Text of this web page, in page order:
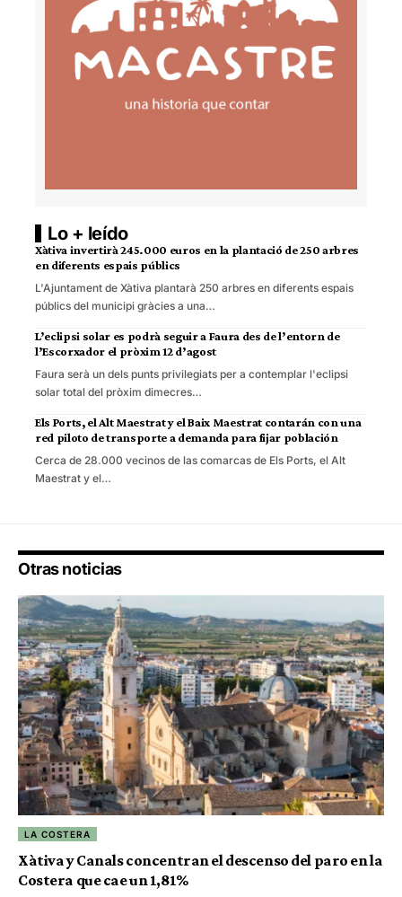
Lo + leído
Xàtiva invertirà 245.000 euros en la plantació de 250 arbres
en diferents espais públics
L'Ajuntament de Xàtiva plantarà 250 arbres en diferents espais
públics del municipi gràcies a una…
L’eclipsi solar es podrà seguir a Faura des de l’entorn de
l’Escorxador el pròxim 12 d’agost
Faura serà un dels punts privilegiats per a contemplar l'eclipsi
solar total del pròxim dimecres…
Els Ports, el Alt Maestrat y el Baix Maestrat contarán con una
red piloto de transporte a demanda para fijar población
Cerca de 28.000 vecinos de las comarcas de Els Ports, el Alt
Maestrat y el…
Otras noticias
LA COSTERA
Xàtiva y Canals concentran el descenso del paro en la
Costera que cae un 1,81%